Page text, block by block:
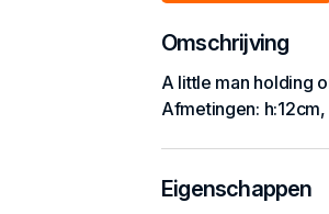
Omschrijving
A little man holding
Afmetingen:
Eigenschappen